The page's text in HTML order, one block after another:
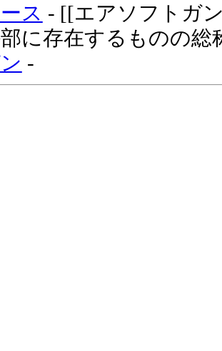
ス - [[エアソフトガ
に存在するものの総
-